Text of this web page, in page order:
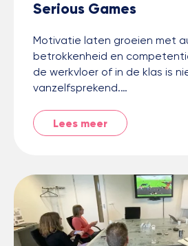
Serious Games
Motivatie laten groeien met
betrokkenheid en
de werkvloer of in de klas is
vanzelfsprekend.…
Lees meer